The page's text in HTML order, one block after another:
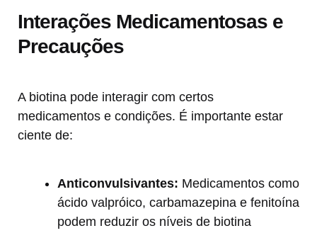
Interações Medicamentosas e
Precauções
A biotina pode interagir com certos
medicamentos e condições. É importante estar
ciente de:
Anticonvulsivantes: Medicamentos como
ácido valpróico, carbamazepina e fenitoína
podem reduzir os níveis de biotina